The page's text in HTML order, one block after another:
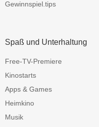
Gewinnspiel.tips
Spaß und Unterhaltung
Free-TV-Premiere
Kinostarts
Apps & Games
Heimkino
Musik